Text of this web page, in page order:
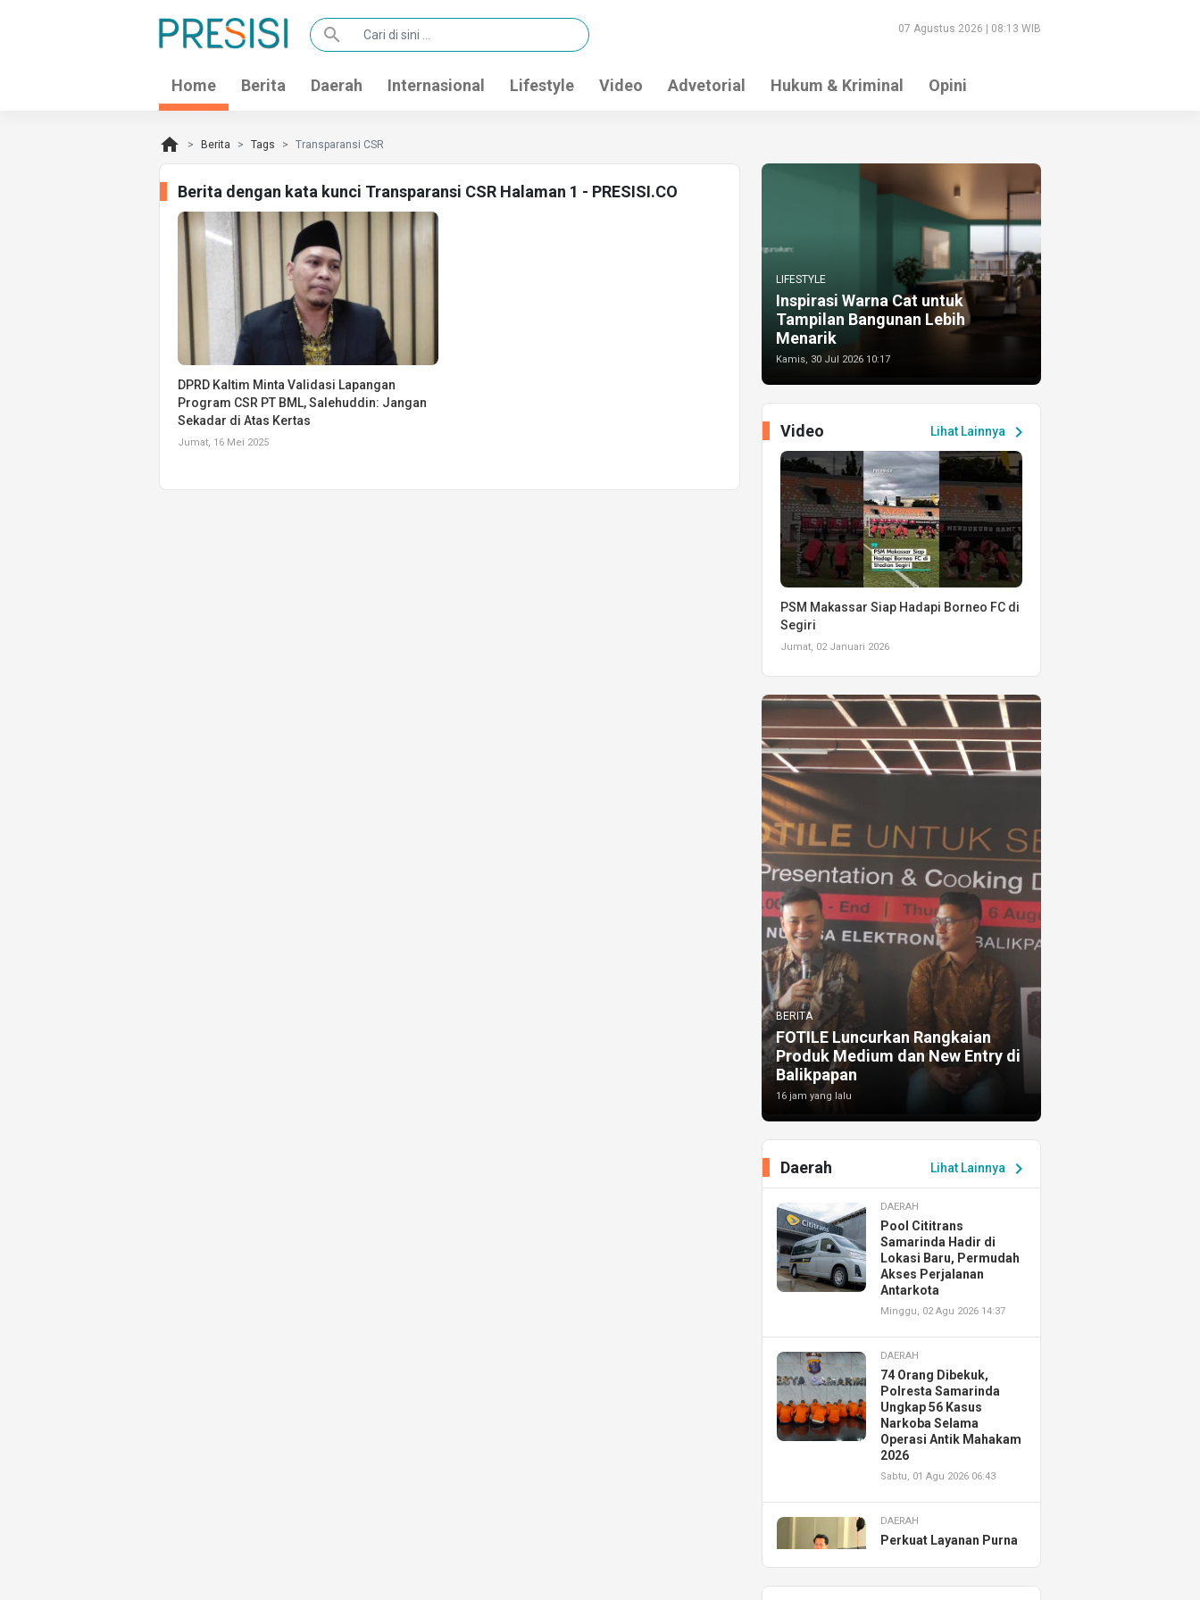
search 07 Agustus 2026 | 08:13 WIB
Home Berita Daerah Internasional Lifestyle Video Advetorial Hukum & Kriminal Opini
home Berita Tags Transparansi CSR
Berita dengan kata kunci Transparansi CSR Halaman 1 - PRESISI.CO
DPRD Kaltim Minta Validasi Lapangan
Program CSR PT BML, Salehuddin: Jangan
Sekadar di Atas Kertas
Jumat, 16 Mei 2025
LIFESTYLE
Inspirasi Warna Cat untuk
Tampilan Bangunan Lebih
Menarik
Kamis, 30 Jul 2026 10:17
Lihat Lainnya chevron_right
Video
PSM Makassar Siap Hadapi Borneo FC di
Segiri
Jumat, 02 Januari 2026
BERITA
FOTILE Luncurkan Rangkaian
Produk Medium dan New Entry di
Balikpapan
16 jam yang lalu
Lihat Lainnya chevron_right
Daerah
DAERAH
Pool Cititrans
Samarinda Hadir di
Lokasi Baru, Permudah
Akses Perjalanan
Antarkota
Minggu, 02 Agu 2026 14:37
DAERAH
74 Orang Dibekuk,
Polresta Samarinda
Ungkap 56 Kasus
Narkoba Selama
Operasi Antik Mahakam
2026
Sabtu, 01 Agu 2026 06:43
DAERAH
Perkuat Layanan Purna
Resmikan AHASS